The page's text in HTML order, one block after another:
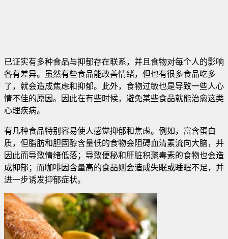
已证实有多种食品与抑郁存在联系，并且食物对每个人的影响
各有差异。虽然有些食品能改善情绪，但也有很多食品吃多
了，就会造成焦虑和抑郁。此外，食物过敏也是导致一些人心
情不佳的原因。因此在有些时候，避免某些食品就能治愈这类
心理疾病。
有几种食品特别容易使人感觉抑郁和焦虑。例如，富含蛋白
质，但脂肪和胆固醇含量低的食物会阻碍血清素流向大脑，并
因此而导致情绪低落；导致便秘和肝脏积聚毒素的食物也会造
成抑郁；而咖啡因含量高的食品则会造成失眠或睡眠不足，并
进一步诱发抑郁症状。